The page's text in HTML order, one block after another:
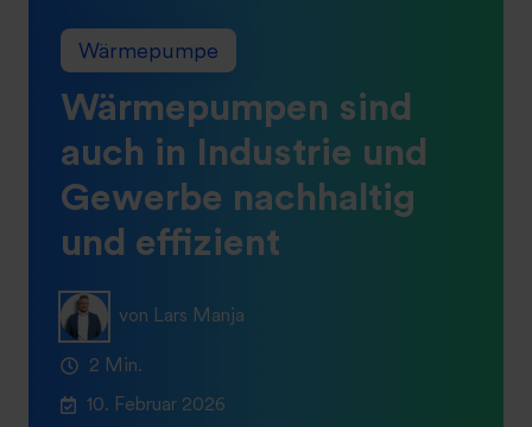
Wärmepumpe
Wärmepumpen sind
auch in Industrie und
Gewerbe nachhaltig
und effizient
von Lars Manja
2 Min.
10. Februar 2026